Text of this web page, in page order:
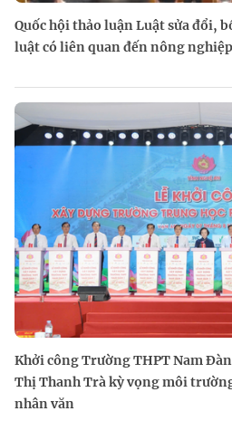
Quốc hội thảo luận Luật sửa đổi,
luật có liên quan đến nông
Khởi công Trường THPT Nam
Thị Thanh Trà kỳ vọng môi
nhân văn